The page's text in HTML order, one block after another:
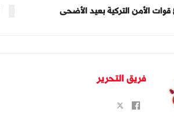
الأمن التركية بعيد الأضحى
فريق التحرير